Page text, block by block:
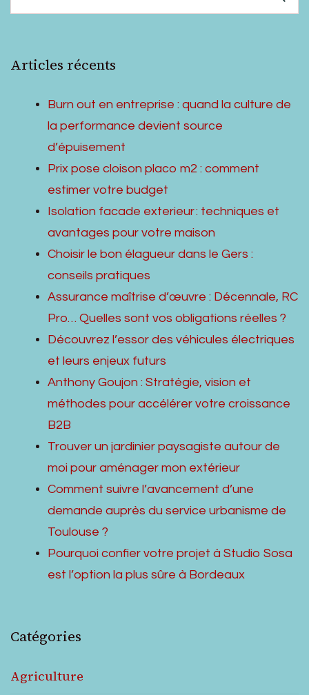
Articles récents
Burn out en entreprise : quand la culture de
la performance devient source
d’épuisement
Prix pose cloison placo m2 : comment
estimer votre budget
Isolation facade exterieur : techniques et
avantages pour votre maison
Choisir le bon élagueur dans le Gers :
conseils pratiques
Assurance maîtrise d’œuvre : Décennale, RC
Pro… Quelles sont vos obligations réelles ?
Découvrez l’essor des véhicules électriques
et leurs enjeux futurs
Anthony Goujon : Stratégie, vision et
méthodes pour accélérer votre croissance
B2B
Trouver un jardinier paysagiste autour de
moi pour aménager mon extérieur
Comment suivre l’avancement d’une
demande auprès du service urbanisme de
Toulouse ?
Pourquoi confier votre projet à Studio Sosa
est l’option la plus sûre à Bordeaux
Catégories
Agriculture